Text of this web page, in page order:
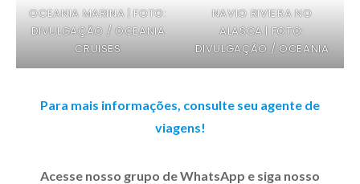
OCEANIA MARINA | FOTO:
DIVULGAÇÃO / OCEANIA
CRUISES
NAVIO RIVIERA NO
ALASCA | FOTO:
DIVULGAÇÃO / OCEANIA
Para mais informações, consulte seu agente de
viagens!
Acesse nosso grupo de WhatsApp e siga nosso